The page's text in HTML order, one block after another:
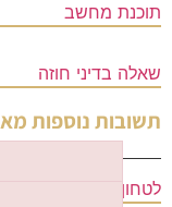
תוכנת מחשב
שאלה בדיני חוזה
תשובות נוספות
לטחון כדורי פרימולוט